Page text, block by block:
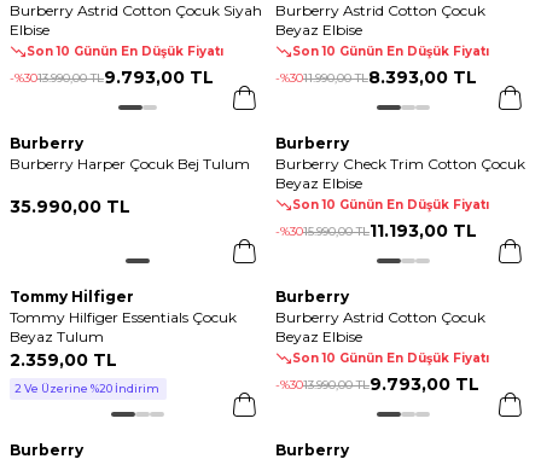
Burberry Astrid Cotton Çocuk Siyah
Elbise
Son 10 Günün En Düşük Fiyatı
-%3013.990,00 TL9.793,00 TL
Burberry Astrid Cotton Çocuk
Beyaz Elbise
Son 10 Günün En Düşük Fiyatı
-%3011.990,00 TL8.393,00 TL
Burberry
Burberry Harper Çocuk Bej Tulum
35.990,00 TL
Burberry
Burberry Check Trim Cotton Çocuk
Beyaz Elbise
Son 10 Günün En Düşük Fiyatı
-%3015.990,00 TL11.193,00 TL
Tommy Hilfiger
Tommy Hilfiger Essentials Çocuk
Beyaz Tulum
2.359,00 TL
2 Ve Üzerine %20 İndirim
Burberry
Burberry Astrid Cotton Çocuk
Beyaz Elbise
Son 10 Günün En Düşük Fiyatı
-%3013.990,00 TL9.793,00 TL
Burberry
Burberry